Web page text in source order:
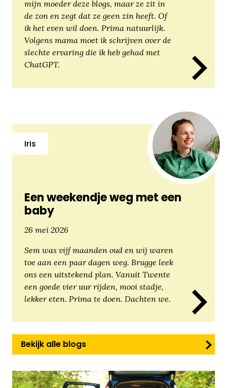
mijn moeder deze blogs, maar ze zit in
de zon en zegt dat ze geen zin heeft. Of
ik het even wil doen. Prima natuurlijk.
Volgens mama moet ik schrijven over de
slechte ervaring die ik heb gehad met
ChatGPT.
Een weekendje weg met een
baby
Iris
26 mei 2026
Sem was vijf maanden oud en wij waren
toe aan een paar dagen weg. Brugge leek
ons een uitstekend plan. Vanuit Twente
een goede vier uur rijden, mooi stadje,
lekker eten. Prima te doen. Dachten we.
Bekijk alle blogs